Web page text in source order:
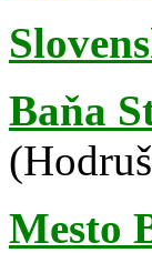
Baňa
Mesto